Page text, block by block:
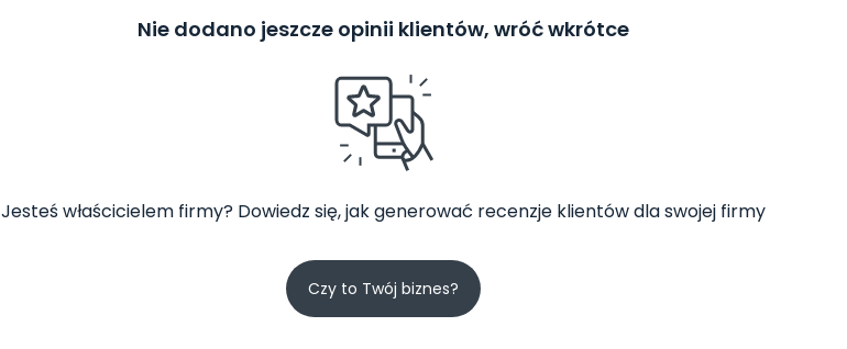
Nie dodano jeszcze opinii klientów, wróć wkrótce
Jesteś właścicielem firmy? Dowiedz się, jak generować recenzje klientów dla swojej firmy
Czy to Twój biznes?